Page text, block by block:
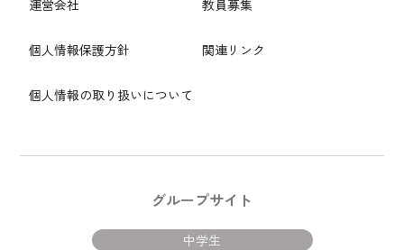
運営会社
個人情報保護方針
個人情報の取り扱いについて
教員募集
関連リンク
グループサイト
中学生